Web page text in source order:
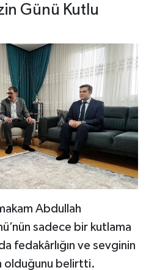
Günü Kutlu
Abdullah
sadece bir kutlama
fedakârlığın ve sevginin
olduğunu belirtti.